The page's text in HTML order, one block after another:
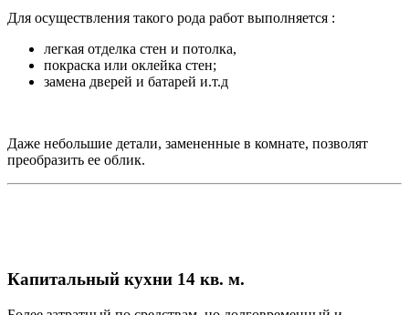
Для осуществления такого рода работ выполняется :
легкая отделка стен и потолка,
покраска или оклейка стен;
замена дверей и батарей и.т.д
Даже небольшие детали, замененные в комнате, позволят
преобразить ее облик.
Капитальный кухни 14 кв. м.